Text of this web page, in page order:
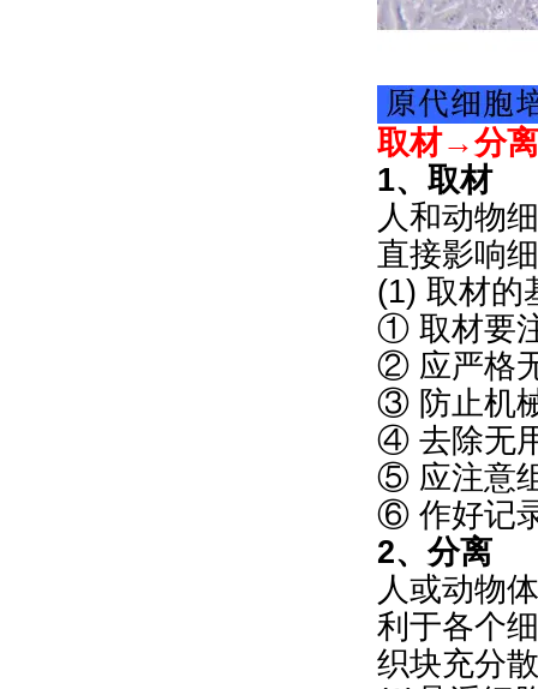
取材→分
1、取材
人和动物
直接影响
(1) 取材的
① 取材要
② 应严格
③ 防止机
④ 去除无
⑤ 应注意
⑥ 作好记
2、分离
人或动物
利于各个
织块充分